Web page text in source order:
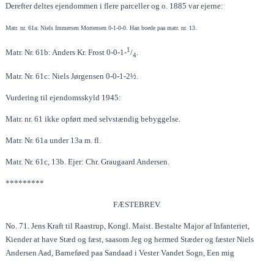
Derefter deltes ejendommen i flere parceller og o. 1885 var ejerne:
Matr. nr. 61a: Niels Immersen Mortensen 0-1-0-0.Han boede paa matr. nr. 13.
Matr. Nr. 61b: Anders Kr. Frost 0-0-1-1 /4.
Matr. Nr. 61c: Niels Jørgensen 0-0-1-2½.
Vurdering til ejendomsskyld 1945:
Matr. nr. 61 ikke opført med selvstændig bebyggelse.
Matr. Nr. 61a under 13a m. fl.
Matr. Nr. 61c, 13b. Ejer: Chr. Graugaard Andersen.
*********
FÆSTEBREV.
No. 71. Jens Kraft til Raastrup, Kongl. Maist. Bestalte Major af Infanteriet,
Kiender at have Stæd og fæst, saasom Jeg og hermed Stæder og fæster Niels
Andersen Aad, Barneføed paa Sandaad i Vester Vandet Sogn, Een mig